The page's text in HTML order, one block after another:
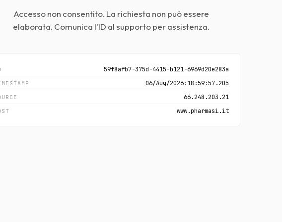
Accesso non consentito. La richiesta non può essere
elaborata. Comunica l'ID al supporto per assistenza.
59f8afb7-375d-4415-b121-6969d20e283a
06/Aug/2026:18:59:57.205
66.248.203.21
www.pharmasi.it